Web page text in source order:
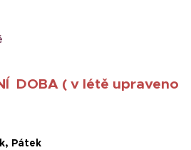
DOBA ( v létě upraveno
Pátek